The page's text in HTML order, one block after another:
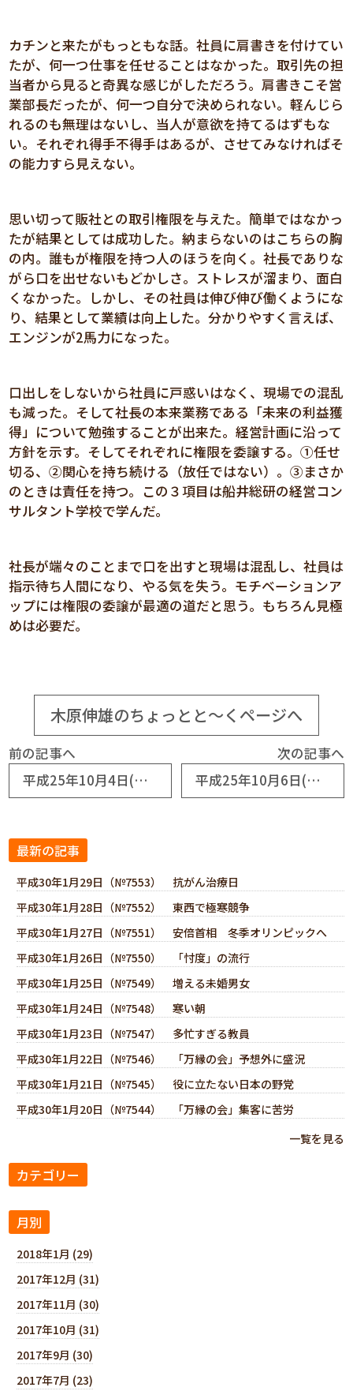
カチンと来たがもっともな話。社員に肩書きを付けてい
たが、何一つ仕事を任せることはなかった。取引先の担
当者から見ると奇異な感じがしただろう。肩書きこそ営
業部長だったが、何一つ自分で決められない。軽んじら
れるのも無理はないし、当人が意欲を持てるはずもな
い。それぞれ得手不得手はあるが、させてみなければそ
の能力すら見えない。
思い切って販社との取引権限を与えた。簡単ではなかっ
たが結果としては成功した。納まらないのはこちらの胸
の内。誰もが権限を持つ人のほうを向く。社長でありな
がら口を出せないもどかしさ。ストレスが溜まり、面白
くなかった。しかし、その社員は伸び伸び働くようにな
り、結果として業績は向上した。分かりやすく言えば、
エンジンが2馬力になった。
口出しをしないから社員に戸惑いはなく、現場での混乱
も減った。そして社長の本来業務である「未来の利益獲
得」について勉強することが出来た。経営計画に沿って
方針を示す。そしてそれぞれに権限を委譲する。①任せ
切る、②関心を持ち続ける（放任ではない）。③まさか
のときは責任を持つ。この３項目は船井総研の経営コン
サルタント学校で学んだ。
社長が端々のことまで口を出すと現場は混乱し、社員は
指示待ち人間になり、やる気を失う。モチベーションア
ップには権限の委譲が最適の道だと思う。もちろん見極
めは必要だ。
木原伸雄のちょっとと～くページへ
前の記事へ
平成25年10月4日(No6133) 消費税アップで生活改善
次の記事へ
平成25年10月6日(No6135) 売上倍増計画はいかが？
最新の記事
平成30年1月29日（№7553） 抗がん治療日
平成30年1月28日（№7552） 東西で極寒競争
平成30年1月27日（№7551） 安倍首相 冬季オリンピックへ
平成30年1月26日（№7550） 「忖度」の流行
平成30年1月25日（№7549） 増える未婚男女
平成30年1月24日（№7548） 寒い朝
平成30年1月23日（№7547） 多忙すぎる教員
平成30年1月22日（№7546） 「万縁の会」予想外に盛況
平成30年1月21日（№7545） 役に立たない日本の野党
平成30年1月20日（№7544） 「万縁の会」集客に苦労
一覧を見る
カテゴリー
月別
2018年1月 (29)
2017年12月 (31)
2017年11月 (30)
2017年10月 (31)
2017年9月 (30)
2017年7月 (23)